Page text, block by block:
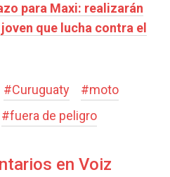
para Maxi: realizarán
que lucha contra el
#Curuguaty #moto
#fuera de peligro
en Voiz